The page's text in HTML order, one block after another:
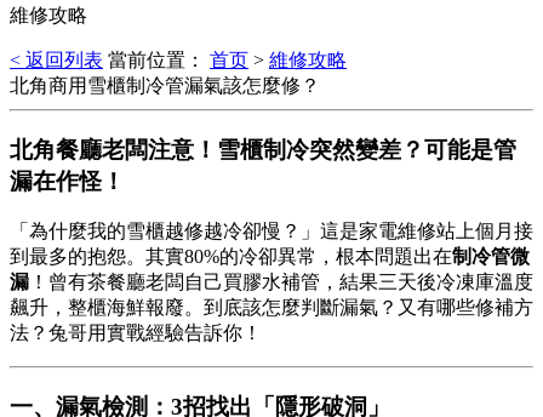
維修攻略
< 返回列表 當前位置： 首页 > 維修攻略
北角商用雪櫃制冷管漏氣該怎麼修？
北角餐廳老闆注意！雪櫃制冷突然變差？可能是管
漏在作怪！
「為什麼我的雪櫃越修越冷卻慢？」這是家電維修站上個月接
到最多的抱怨。其實80%的冷卻異常，根本問題出在制冷管微
漏 ！曾有茶餐廳老闆自己買膠水補管，結果三天後冷凍庫溫度
飆升，整櫃海鮮報廢。到底該怎麼判斷漏氣？又有哪些修補方
法？兔哥用實戰經驗告訴你！
一、漏氣檢測：3招找出「隱形破洞」